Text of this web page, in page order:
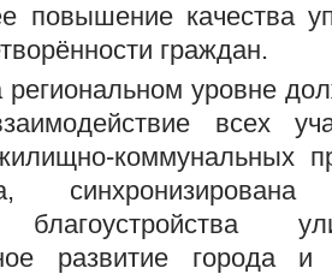
повышение качества
граждан.
региональном уровне
всех
коммунальных
развитие города